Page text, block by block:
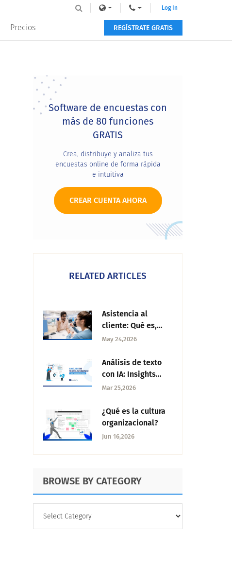
Precios
Log In
REGÍSTRATE GRATIS
Primary
Sidebar
Software de encuestas con
más de 80 funciones
GRATIS
Crea, distribuye y analiza tus
encuestas online de forma rápida
e intuitiva
CREAR CUENTA AHORA
RELATED ARTICLES
Asistencia al
cliente: Qué es,
importancia y
May 24,2026
Análisis de texto
con IA: Insights
más inteligentes
artificial
Mar 25,2026
¿Qué es la cultura
organizacional?
Jun 16,2026
BROWSE BY CATEGORY
CATEGORY